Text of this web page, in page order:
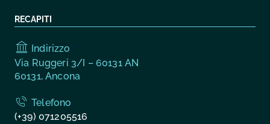
RECAPITI
Indirizzo
Via Ruggeri 3/I – 60131 AN
60131, Ancona
Telefono
(+39) 071205516